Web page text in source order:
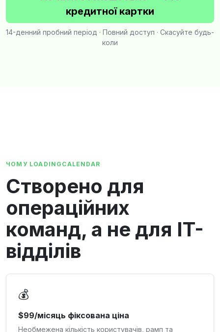
кредитної картки
14-денний пробний період · Повний доступ · Скасуйте будь-
коли
ЧОМУ LOADINGCALENDAR
Створено для
операційних
команд, а не для IT-
відділів
💰
$99/місяць фіксована ціна
Необмежена кількість користувачів, рамп та